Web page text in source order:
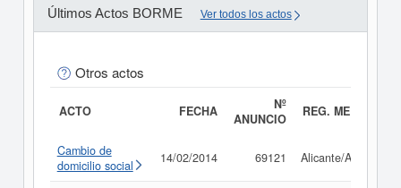
Últimos Actos BORME Ver todos los actos
Otros actos
ACTO FECHA
Nº
ANUNCIO
REG. MERC.
Cambio de
domicilio social
14/02/2014 69121 Alicante/Alacant